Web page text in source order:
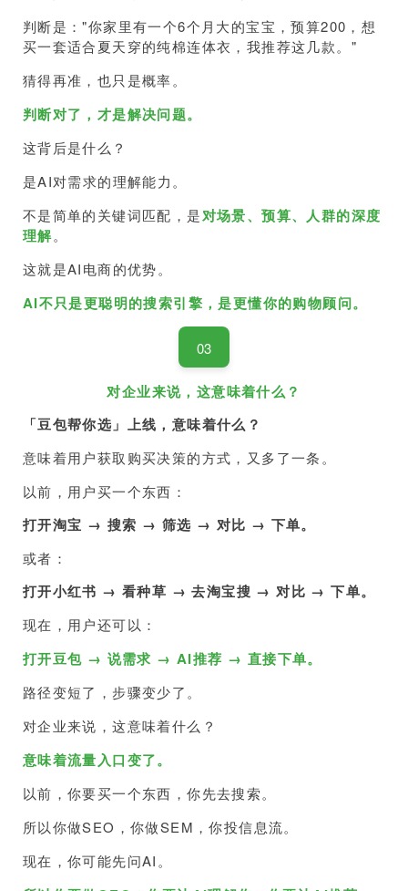
判断是："你家里有一个6个月大的宝宝，预算200，想
买一套适合夏天穿的纯棉连体衣，我推荐这几款。"
猜得再准，也只是概率。
判断对了，才是解决问题。
这背后是什么？
是AI对需求的理解能力。
不是简单的关键词匹配，是对场景、预算、人群的深度
理解。
这就是AI电商的优势。
AI不只是更聪明的搜索引擎，是更懂你的购物顾问。
03
对企业来说，这意味着什么？
「豆包帮你选」上线，意味着什么？
意味着用户获取购买决策的方式，又多了一条。
以前，用户买一个东西：
打开淘宝 → 搜索 → 筛选 → 对比 → 下单。
或者：
打开小红书 → 看种草 → 去淘宝搜 → 对比 → 下单。
现在，用户还可以：
打开豆包 → 说需求 → AI推荐 → 直接下单。
路径变短了，步骤变少了。
对企业来说，这意味着什么？
意味着流量入口变了。
以前，你要买一个东西，你先去搜索。
所以你做SEO，你做SEM，你投信息流。
现在，你可能先问AI。